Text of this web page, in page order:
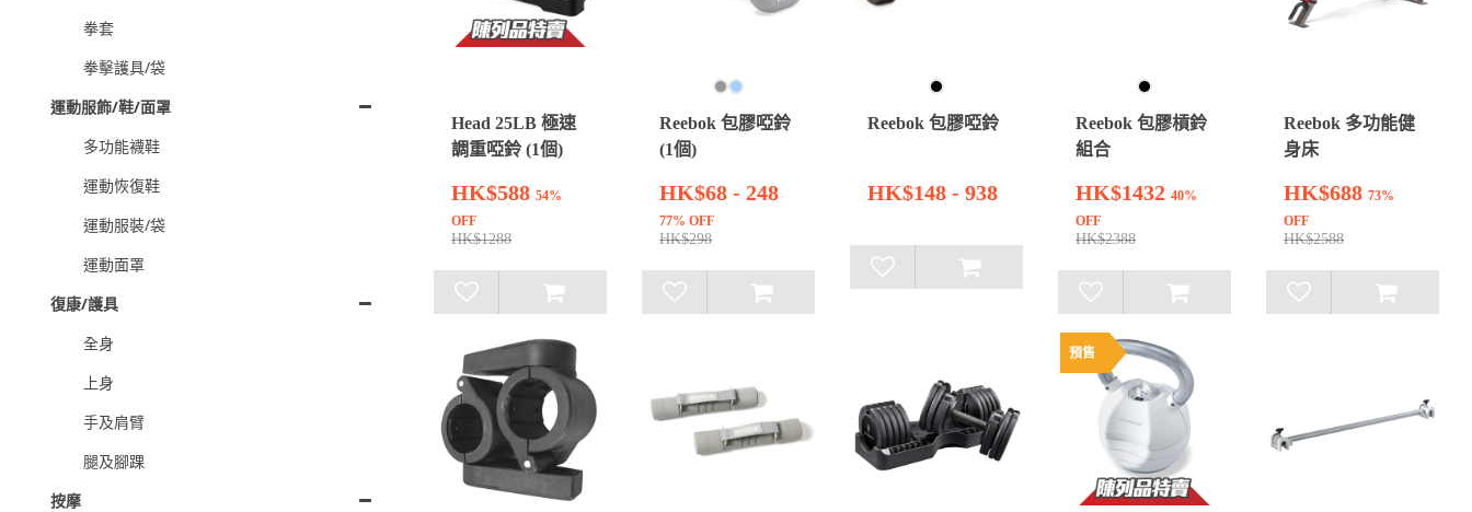
拳套
拳擊護具/袋
運動服飾/鞋/面罩
多功能襪鞋
運動恢復鞋
運動服裝/袋
運動面罩
復康/護具
全身
上身
手及肩臂
腿及腳踝
按摩
Head 25LB 極速
調重啞鈴 (1個)
HK$588 54%
OFF
HK$1288
Reebok 包膠啞鈴
(1個)
HK$68 - 248
77% OFF
HK$298
Reebok 包膠啞鈴
HK$148 - 938
Reebok 包膠槓鈴
組合
HK$1432 40%
OFF
HK$2388
Reebok 多功能健
身床
HK$688 73%
OFF
HK$2588
預售